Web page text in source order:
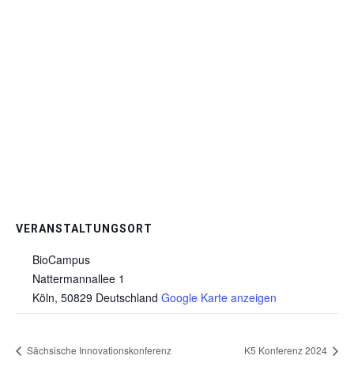
VERANSTALTUNGSORT
BioCampus
Nattermannallee 1
Köln, 50829 Deutschland Google Karte anzeigen
Sächsische Innovationskonferenz K5 Konferenz 2024